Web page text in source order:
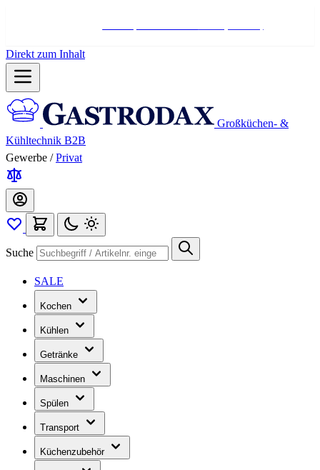
Direkt zum Inhalt
Großküchen- &
Kühltechnik B2B
Gewerbe / Privat
Suche
SALE
Kochen
Kühlen
Getränke
Maschinen
Spülen
Transport
Küchenzubehör